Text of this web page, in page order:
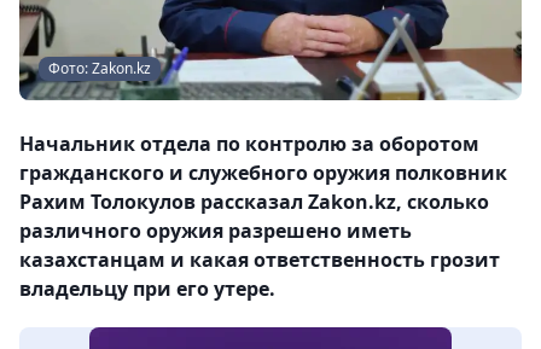
Фото: Zakon.kz
Начальник отдела по контролю за оборотом
гражданского и служебного оружия полковник
Рахим Толокулов рассказал Zakon.kz, сколько
различного оружия разрешено иметь
казахстанцам и какая ответственность грозит
владельцу при его утере.